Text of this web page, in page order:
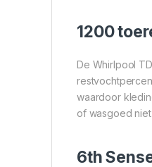
1200
De Whirlpool
waardoor
of wasgoed
6th